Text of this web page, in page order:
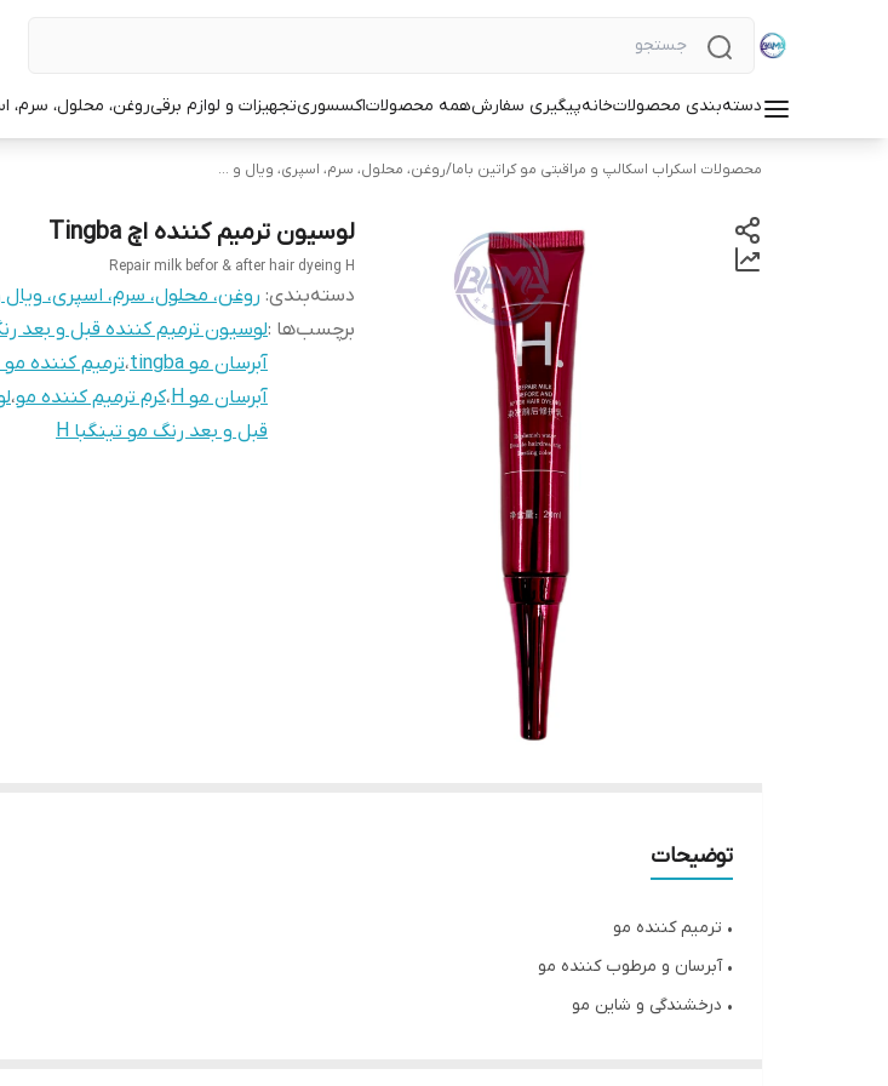
دسته‌بندی محصولاتخانهپیگیری سفارشهمه محصولاتاکسسوریتجهیزات و لوازم برقیروغن، محلول، سرم،
محصولات اسکراب اسکالپ و مراقبتی مو کراتین باما/روغن، محلول، سرم، اسپری، ویال و ...
لوسیون ترمیم کننده اچ Tingba
Repair milk befor & after hair dyeing H
دسته‌بندی: روغن، محلول، سرم، اسپری،
برچسب‌ها :لوسیون ترمیم کننده قبل و بعد
آبرسان مو tingba
،ترمیم کننده مو
آبرسان مو H ،کرم ترمیم کننده مو،
قبل و بعد رنگ مو تینگبا H
توضیحات
• ترمیم کننده مو
• آبرسان و مرطوب کننده مو
• درخشندگی و شاین مو